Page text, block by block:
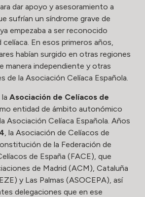
dar apoyo y asesoramiento a
sufrían un síndrome grave de
empezaba a ser reconocido
En esos primeros años,
habían surgido en otras regiones
manera independiente y otras
de la Asociación Celíaca Española.
Asociación de Celíacos de
entidad de ámbito autonómico
Asociación Celíaca Española. Años
, la Asociación de Celíacos de
de la Federación de
de España (FACE), que
de Madrid (ACM), Cataluña
y Las Palmas (ASOCEPA), así
delegaciones que en ese